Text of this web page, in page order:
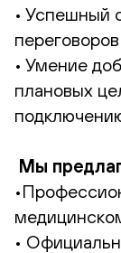
• Успешный
переговоров
• Умение
плановых
Мы
•